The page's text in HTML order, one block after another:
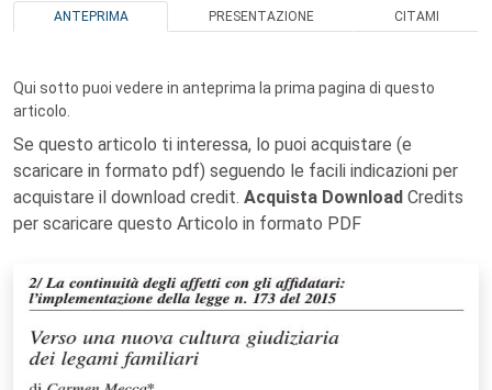
ANTEPRIMA PRESENTAZIONE CITAMI
Qui sotto puoi vedere in anteprima la prima pagina di questo
articolo.
Se questo articolo ti interessa, lo puoi acquistare (e
scaricare in formato pdf) seguendo le facili indicazioni per
acquistare il download credit. Acquista Download Credits
per scaricare questo Articolo in formato PDF